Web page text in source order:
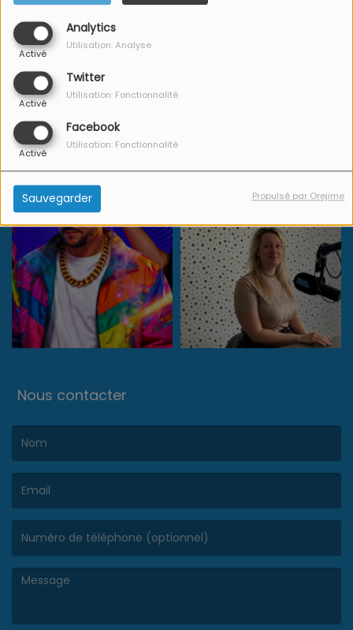
Analytics
Activé
Utilisation: Analyse
Twitter
Activé
Utilisation: Fonctionnalité
Facebook
Activé
Utilisation: Fonctionnalité
Sauvegarder Propulsé par Orejime
Nous contacter